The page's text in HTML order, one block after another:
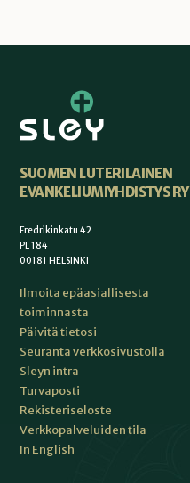
SUOMEN LUTERILAINEN
EVANKELIUMIYHDISTYS RY
Fredrikinkatu 42
PL 184
00181 HELSINKI
Ilmoita epäasiallisesta
toiminnasta
Päivitä tietosi
Seuranta verkkosivustolla
Sleyn intra
Turvaposti
Rekisteriseloste
Verkkopalveluiden tila
In English